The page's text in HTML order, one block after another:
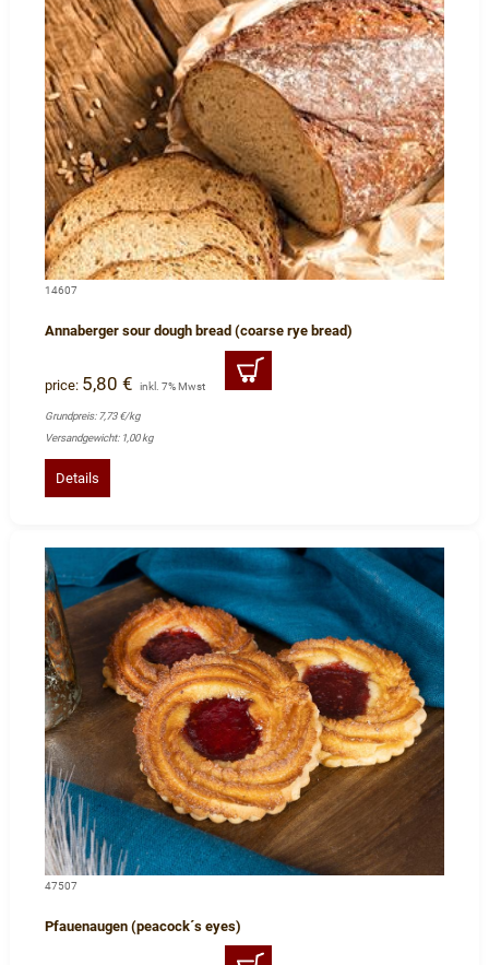
14607
Annaberger sour dough bread (coarse rye bread)
price: 5,80 € inkl. 7% Mwst
Grundpreis: 7,73 €/kg
Versandgewicht: 1,00 kg
Details
47507
Pfauenaugen (peacock´s eyes)